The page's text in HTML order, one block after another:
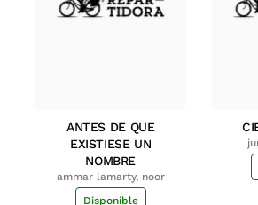
ANTES DE QUE
EXISTIESE UN
NOMBRE
ammar lamarty, noor
Disponible